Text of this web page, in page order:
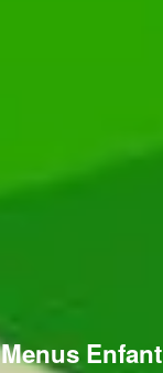
Menus Enfant